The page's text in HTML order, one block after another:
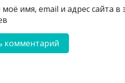
имя, email и адрес сайта